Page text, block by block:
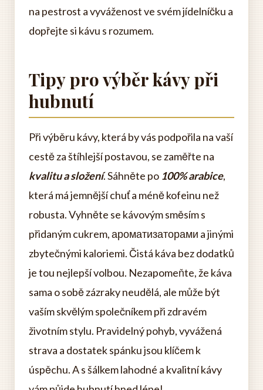
na pestrost a vyváženost ve svém jídelníčku a
dopřejte si kávu s rozumem.
Tipy pro výběr kávy při
hubnutí
Při výběru kávy, která by vás podpořila na vaší
cestě za štíhlejší postavou, se zaměřte na
kvalitu a složení. Sáhněte po 100% arabice,
která má jemnější chuť a méně kofeinu než
robusta. Vyhněte se kávovým směsím s
přidaným cukrem, ароматизаторами a jinými
zbytečnými kaloriemi. Čistá káva bez dodatků
je tou nejlepší volbou. Nezapomeňte, že káva
sama o sobě zázraky neudělá, ale může být
vaším skvělým společníkem při zdravém
životním stylu. Pravidelný pohyb, vyvážená
strava a dostatek spánku jsou klíčem k
úspěchu. A s šálkem lahodné a kvalitní kávy